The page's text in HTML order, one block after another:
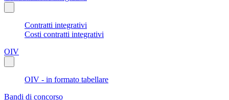
Contratti integrativi
Costi contratti integrativi
OIV
OIV - in formato tabellare
Bandi di concorso